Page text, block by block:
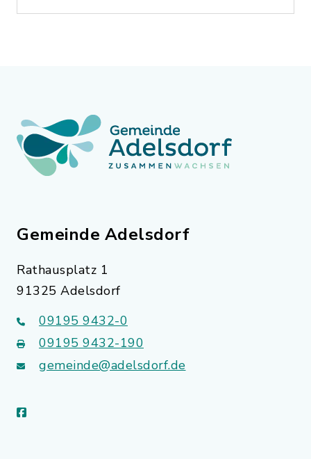
Gemeinde Adelsdorf
Rathausplatz 1
91325 Adelsdorf
09195 9432-0
09195 9432-190
gemeinde@adelsdorf.de
facebook